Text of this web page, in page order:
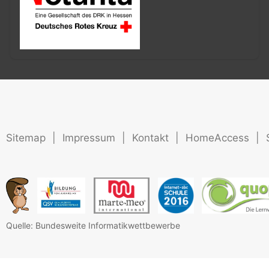
Sitemap Impressum Kontakt HomeAccess
Quelle: Bundesweite Informatikwettbewerbe